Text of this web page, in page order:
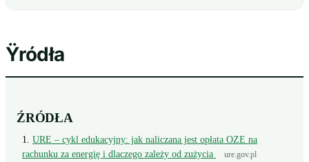
Ÿródła
ŹRÓDŁA
URE – cykl edukacyjny: jak naliczana jest opłata OZE na
rachunku za energię i dlaczego zależy od zużycia
ure.gov.pl